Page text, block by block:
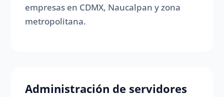
empresas en CDMX, Naucalpan y zona
metropolitana.
Administración de servidores